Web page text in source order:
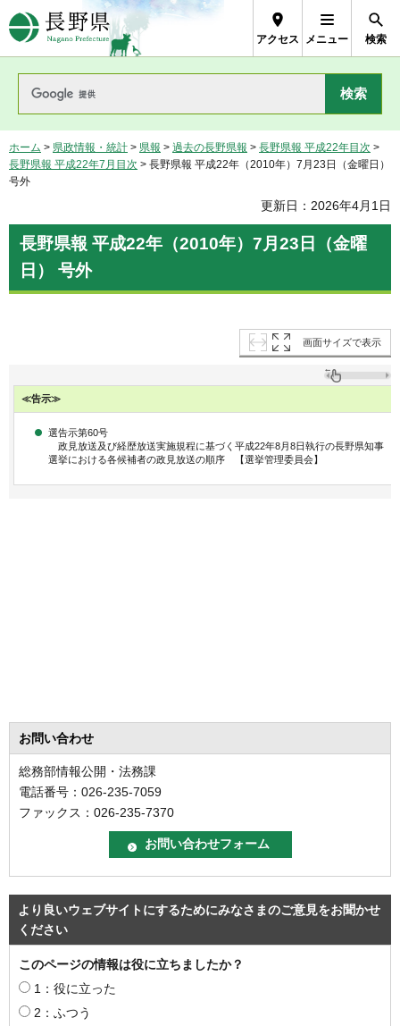
長野県Nagano Prefecture
アクセス メニュー 検索
ホーム > 県政情報・統計 > 県報 > 過去の長野県報 > 長野県報 平成22年目次 >
長野県報 平成22年7月目次 > 長野県報 平成22年（2010年）7月23日（金曜日）
号外
更新日：2026年4月1日
長野県報 平成22年（2010年）7月23日（金曜
日） 号外
画面サイズで表示
≪告示≫
選告示第60号
政見放送及び経歴放送実施規程に基づく平成22年8月8日執行の長野県知事
選挙における各候補者の政見放送の順序 【選挙管理委員会】
お問い合わせ
総務部情報公開・法務課
電話番号：026-235-7059
ファックス：026-235-7370
より良いウェブサイトにするためにみなさまのご意見をお聞かせ
ください
このページの情報は役に立ちましたか？
1：役に立った
2：ふつう